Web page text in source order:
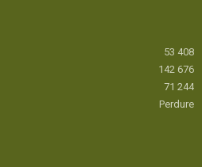
53 408
142 676
71 244
Perdure